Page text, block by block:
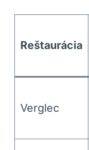
Reštaurácia
Verglec